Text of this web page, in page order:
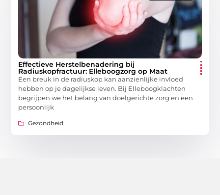
Effectieve Herstelbenadering bij
Radiuskopfractuur: Elleboogzorg op Maat
Een breuk in de radiuskop kan aanzienlijke invloed
hebben op je dagelijkse leven. Bij Elleboogklachten
begrijpen we het belang van doelgerichte zorg en een
persoonlijk
Gezondheid